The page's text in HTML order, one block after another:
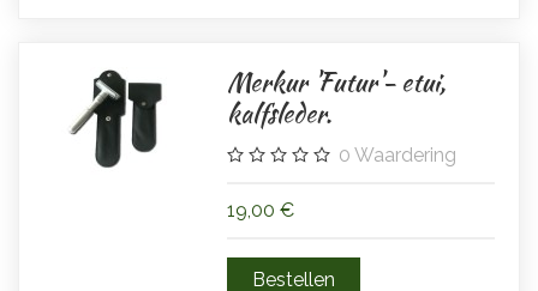
Merkur 'Futur'- etui,
kalfsleder.
0 Waardering
19,00 €